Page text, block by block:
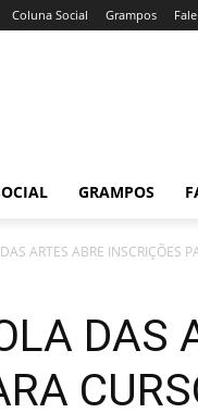
Coluna Social Grampos
GRAMPOS
ARTES ABRE INSCRIÇÕES
DAS